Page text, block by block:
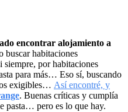
encontrar alojamiento a
buscar habitaciones
por habitaciones
para más… Eso sí, buscando
exigibles… Así encontré, y
. Buenas críticas y cumplía
pasta… pero es lo que hay.